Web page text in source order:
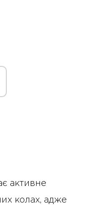
активне
колах, адже